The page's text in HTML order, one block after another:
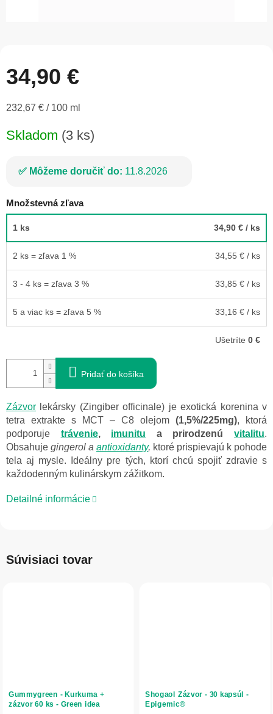
34,90 €
Jednotková
232,67 € / 100 ml
Skladom (3 ks)
Môžeme doručiť do: 11.8.2026
Množstevná zľava
1 ks 34,90 € / ks
2 ks = zľava 1 % 34,55 € / ks
3 - 4 ks = zľava 3 % 33,85 € / ks
5 a viac ks = zľava 5 % 33,16 € / ks
Ušetríte 0 €
Pridať do košíka
Zázvor lekársky (Zingiber officinale) je exotická korenina v
tetra extrakte s MCT – C8 olejom (1,5%/225mg), ktorá
podporuje trávenie, imunitu a prirodzenúvitalitu.
Obsahuje gingerol a antioxidanty, ktoré prispievajú k pohode
tela aj mysle. Ideálny pre tých, ktorí chcú spojiť zdravie s
každodenným kulinárskym zážitkom.
Detailné informácie
Súvisiaci tovar
Gummygreen - Kurkuma +
zázvor 60 ks - Green idea
Shogaol Zázvor - 30 kapsúl -
Epigemic®